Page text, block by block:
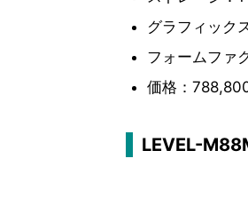
グラフィック
フォームファ
価格：
LEVEL-